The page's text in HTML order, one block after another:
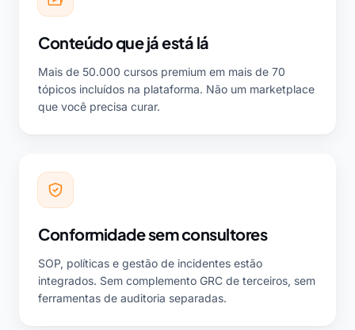
Conteúdo que já está lá
Mais de 50.000 cursos premium em mais de 70
tópicos incluídos na plataforma. Não um marketplace
que você precisa curar.
Conformidade sem consultores
SOP, políticas e gestão de incidentes estão
integrados. Sem complemento GRC de terceiros, sem
ferramentas de auditoria separadas.